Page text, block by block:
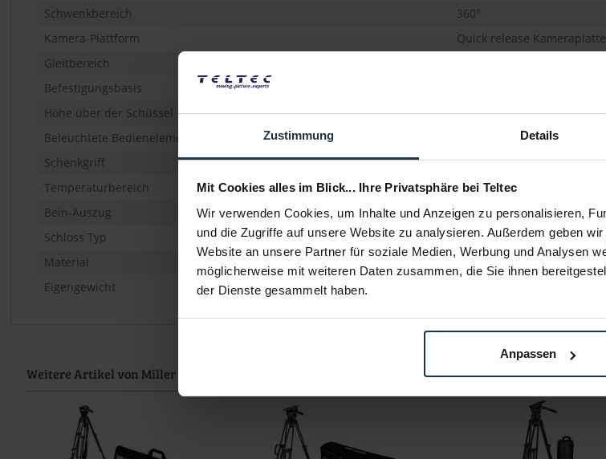
Zustimmung Details
Mit Cookies alles im Blick... Ihre Privatsphäre bei Teltec
Wir verwenden Cookies, um Inhalte und Anzeigen zu personalisieren,
und die Zugriffe auf unsere Website zu analysieren. Außerdem geben
Website an unsere Partner für soziale Medien, Werbung und Analysen
möglicherweise mit weiteren Daten zusammen, die Sie ihnen
der Dienste gesammelt haben.
Anpassen
Schwenkbereich
360°
Kamera-Plattform
Quick release
Gleitbereich
Befestigungsbasis
Höhe über der Schüssel
162 mm
Beleuchtete Bedienelemente
Wasserwaage, Schwenk-
Schenkgriff
Telescopic 390-590 mm
Temperaturbereich
-40° to +65°C
Bein-Auszug
1-stufig
Schloss Typ
HS single action
Material
Aluminium
Eigengewicht
Weitere Artikel von Miller ansehen